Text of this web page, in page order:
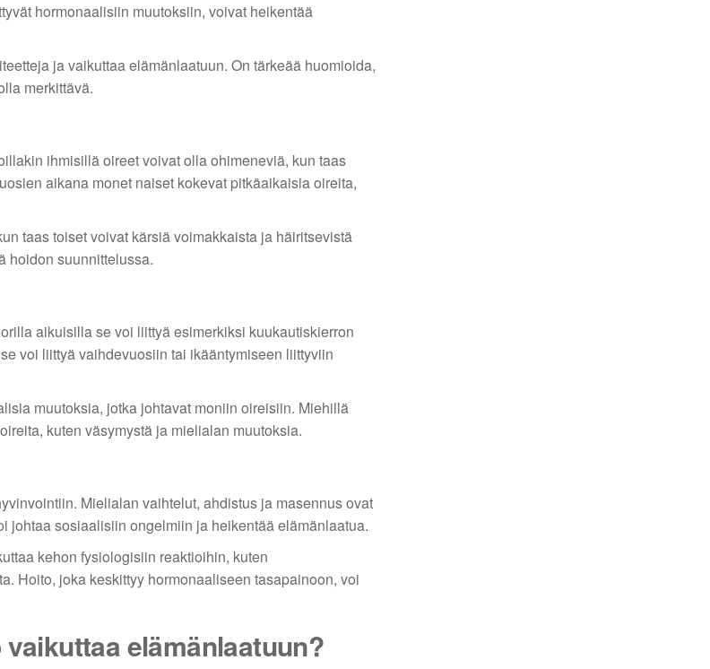
hormonaalisiin muutoksiin, voivat heikentää
ja vaikuttaa elämänlaatuun. On tärkeää huomioida,
merkittävä.
ihmisillä oireet voivat olla ohimeneviä, kun taas
aikana monet naiset kokevat pitkäaikaisia oireita,
taas toiset voivat kärsiä voimakkaista ja häiritsevistä
hoidon suunnittelussa.
aikuisilla se voi liittyä esimerkiksi kuukautiskierron
voi liittyä vaihdevuosiin tai ikääntymiseen liittyviin
muutoksia, jotka johtavat moniin oireisiin. Miehillä
kuten väsymystä ja mielialan muutoksia.
Mielialan vaihtelut, ahdistus ja masennus ovat
johtaa sosiaalisiin ongelmiin ja heikentää elämänlaatua.
kehon fysiologisiin reaktioihin, kuten
Hoito, joka keskittyy hormonaaliseen tasapainoon, voi
elämänlaatuun?